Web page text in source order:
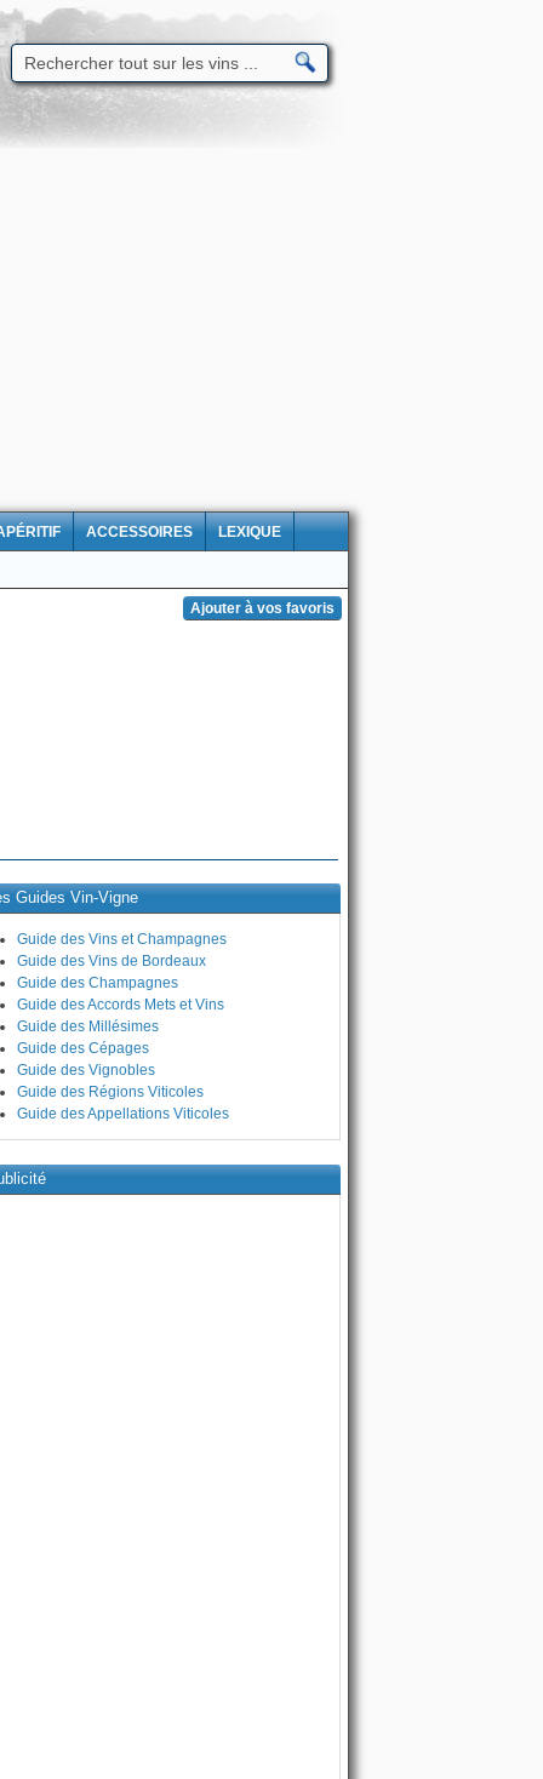
ACCESSOIRES LEXIQUE
Guides Vin-Vigne
Guide des Vins et Champagnes
Guide des Vins de Bordeaux
Guide des Champagnes
Guide des Accords Mets et Vins
Guide des Millésimes
Guide des Cépages
Guide des Vignobles
Guide des Régions Viticoles
Guide des Appellations Viticoles